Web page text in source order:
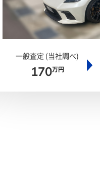
一般査定 (当社調べ)
170万円